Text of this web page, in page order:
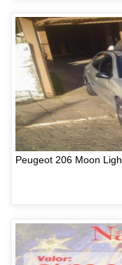
Peugeot 206 Moon